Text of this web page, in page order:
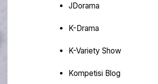
JDorama
K-Drama
K-Variety Show
Kompetisi Blog